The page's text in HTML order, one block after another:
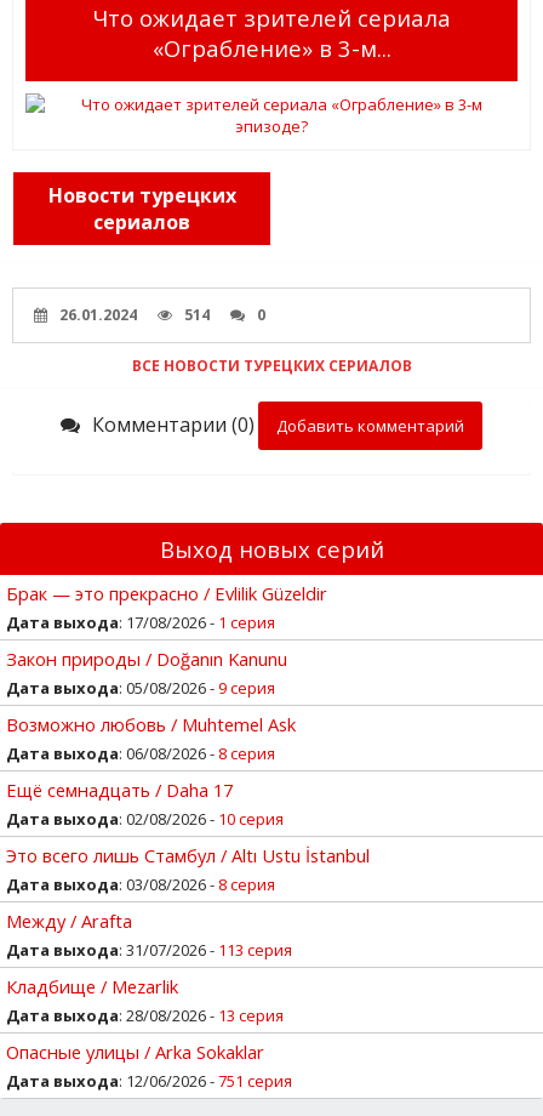
Что ожидает зрителей сериала
«Ограбление» в 3-м...
Новости турецких
сериалов
26.01.2024 514 0
ВСЕ НОВОСТИ ТУРЕЦКИХ СЕРИАЛОВ
Комментарии (0) Добавить комментарий
Выход новых серий
Брак — это прекрасно / Evlilik Güzeldir
Дата выхода: 17/08/2026 - 1 серия
Закон природы / Doğanın Kanunu
Дата выхода: 05/08/2026 -9 серия
Возможно любовь / Muhtemel Ask
Дата выхода: 06/08/2026 - 8 серия
Ещё семнадцать / Daha 17
Дата выхода: 02/08/2026 - 10 серия
Это всего лишь Стамбул / Altı Ustu İstanbul
Дата выхода: 03/08/2026 - 8 серия
Между / Arafta
Дата выхода: 31/07/2026 - 113 серия
Кладбище / Mezarlik
Дата выхода: 28/08/2026 - 13 серия
Опасные улицы / Arka Sokaklar
Дата выхода: 12/06/2026 -751 серия